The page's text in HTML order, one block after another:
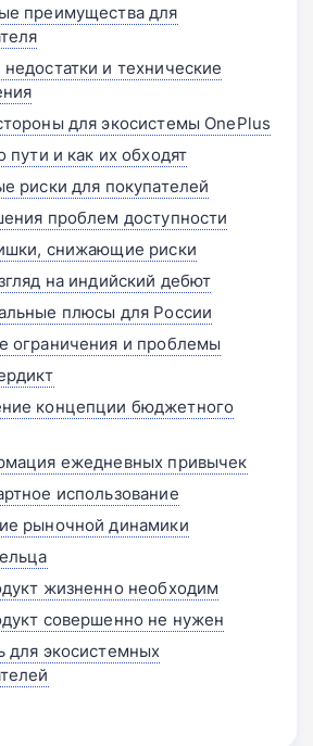
преимущества для
и технические
для экосистемы OnePlus
пути и как их обходят
риски для покупателей
проблем доступности
снижающие риски
на индийский дебют
плюсы для России
ограничения и проблемы
концепции бюджетного
ежедневных привычек
использование
рыночной динамики
жизненно необходим
совершенно не нужен
для экосистемных